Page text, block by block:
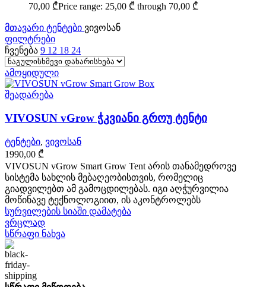
70,00 ₾Price range: 25,00 ₾ through 70,00 ₾
მთავარი ტენტები ვივოსან
ფილტრები
ჩვენება 9 12 18 24
ამოყიდული
შეადარება
VIVOSUN vGrow ჭკვიანი გროუ ტენტი
ტენტები, ვივოსან
1990,00 ₾
VIVOSUN vGrow Smart Grow Tent არის თანამედროვე
სისტემა სახლის მებაღეობისთვის, რომელიც
გიადვილებთ ამ გამოცდილებას. იგი აღჭურვილია
მოწინავე ტექნოლოგიით, ის აკონტროლებს
სურვილების სიაში დამატება
ვრცლად
სწრაფი ნახვა